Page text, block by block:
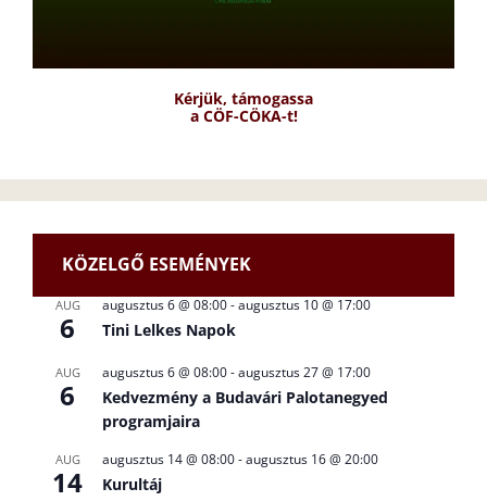
Kérjük, támogassa
a CÖF-CÖKA-t!
KÖZELGŐ ESEMÉNYEK
AUG
6
augusztus 6 @ 08:00-augusztus 10 @ 17:00
Tini Lelkes Napok
AUG
6
augusztus 6 @ 08:00-augusztus 27 @ 17:00
Kedvezmény a Budavári Palotanegyed
programjaira
AUG
14
augusztus 14 @ 08:00-augusztus 16 @ 20:00
Kurultáj